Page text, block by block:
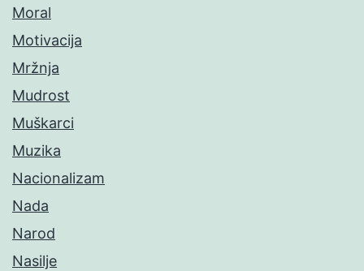
Moral
Motivacija
Mržnja
Mudrost
Muškarci
Muzika
Nacionalizam
Nada
Narod
Nasilje